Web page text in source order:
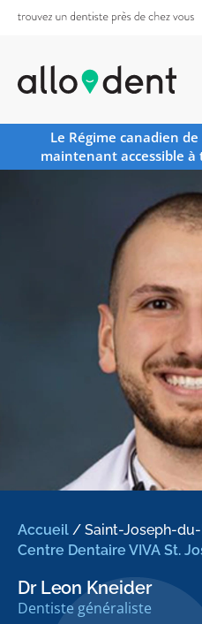
Le Régime canadien
maintenant accessible à
Accueil / Saint-Joseph-du-
Centre Dentaire VIVA St.
Dr Leon Kneider
Dentiste généraliste